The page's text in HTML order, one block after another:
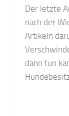
Der letzte
nach der
Artikeln
dann tun